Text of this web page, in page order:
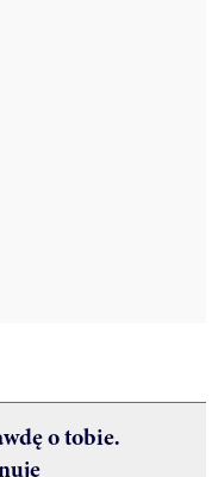
o tobie.